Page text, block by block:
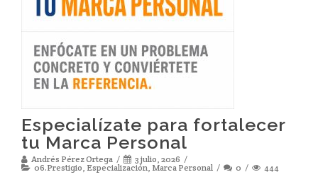
Especialízate para fortalecer
tu Marca Personal
Andrés Pérez Ortega
3 julio, 2026
06.Prestigio, Especialización, Marca Personal 0 444